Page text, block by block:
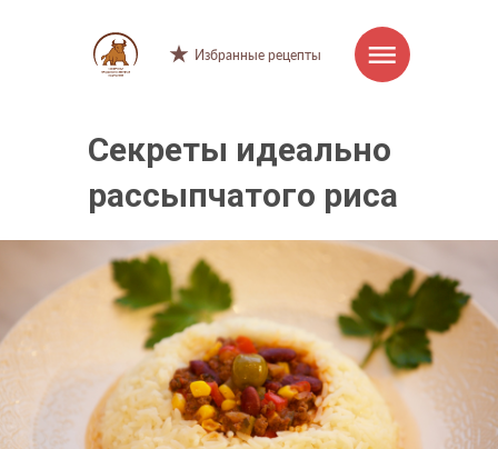
Интернет-магазин
Продукция
Торговые марки
Рецепты
Советы и хитрости
О компании
Избранные рецепты
Секреты идеально
рассыпчатого риса